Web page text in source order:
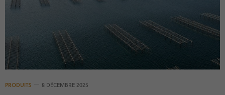
PRODUITS 8 DÉCEMBRE 2025